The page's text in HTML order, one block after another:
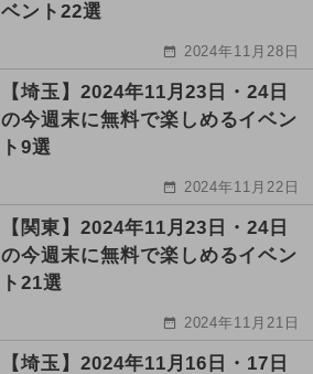
ベント22選
2024年11月28日
【埼玉】2024年11月23日・24日
の今週末に無料で楽しめるイベン
ト9選
2024年11月22日
【関東】2024年11月23日・24日
の今週末に無料で楽しめるイベン
ト21選
2024年11月21日
【埼玉】2024年11月16日・17日